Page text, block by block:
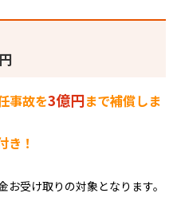
事故を3億円まで補償しま
き！
受け取りの対象となります。